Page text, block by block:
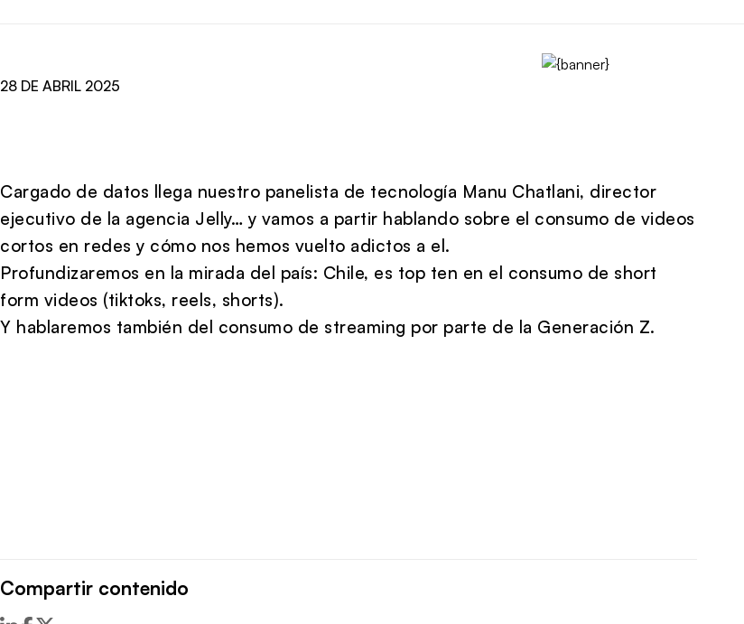
28 DE ABRIL 2025
Cargado de datos llega nuestro panelista de tecnología Manu Chatlani, director
ejecutivo de la agencia Jelly… y vamos a partir hablando sobre el consumo de videos
cortos en redes y cómo nos hemos vuelto adictos a el.
Profundizaremos en la mirada del país: Chile, es top ten en el consumo de short
form videos (tiktoks, reels, shorts).
Y hablaremos también del consumo de streaming por parte de la Generación Z.
Compartir contenido